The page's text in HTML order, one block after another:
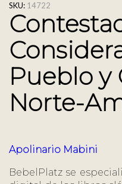
SKU: 14722
Pueblo y
Norte-
Apolinario Mabini
BebelPlatz se